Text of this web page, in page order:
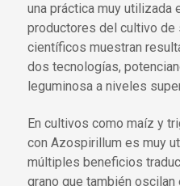
una práctica muy utilizada
productores del cultivo de
científicos muestran
dos tecnologías,
leguminosa a niveles
En cultivos como maíz y
con Azospirillum es muy
múltiples beneficios
grano que también oscilan